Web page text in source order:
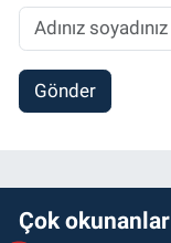
Gönder
Çok okunanlar